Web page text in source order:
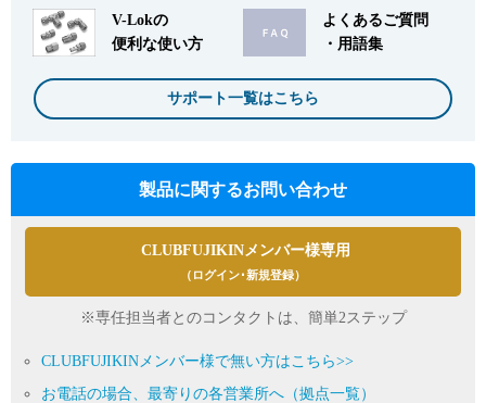
V-Lokの
便利な使い方
よくあるご質問
・用語集
サポート一覧はこちら
製品に関するお問い合わせ
CLUBFUJIKINメンバー様専用
（ログイン･新規登録）
※専任担当者とのコンタクトは、簡単2ステップ
CLUBFUJIKINメンバー様で無い方はこちら>>
お電話の場合、最寄りの各営業所へ（拠点一覧）